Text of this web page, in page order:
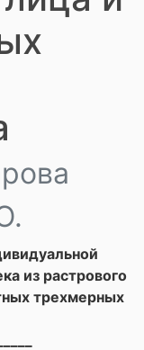
из растрового
трехмерных